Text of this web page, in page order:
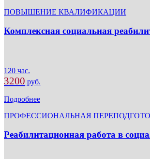
ПОВЫШЕНИЕ КВАЛИФИКАЦИИ
Комплексная социальная
120 час.
3200 руб.
Подробнее
ПРОФЕССИОНАЛЬНАЯ
Реабилитационная работа в